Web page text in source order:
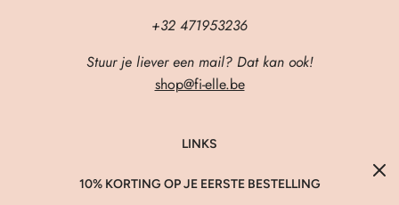
+32 471953236
Stuur je liever een mail? Dat kan ook!
shop@fi-elle.be
LINKS
About Us
10% KORTING OP JE EERSTE BESTELLING